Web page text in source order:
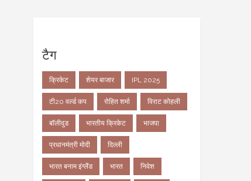
टैग
क्रिकेट शेयर बाजार IPL 2025
टी20 वर्ल्ड कप रोहित शर्मा विराट कोहली
बॉलीवुड भारतीय क्रिकेट भाजपा
प्रधानमंत्री मोदी दिल्ली
भारत बनाम इंग्लैंड भारत निवेश